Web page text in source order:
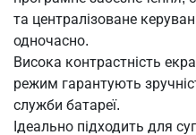
та централізоване
одночасно.
Висока контрастність
режим гарантують
служби батареї.
Ідеально підходить для